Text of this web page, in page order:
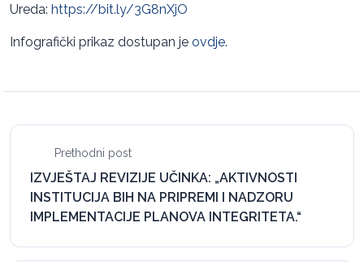
Ureda: https://bit.ly/3G8nXjO
Infografički prikaz dostupan je ovdje.
Prethodni post
IZVJEŠTAJ REVIZIJE UČINKA: „AKTIVNOSTI
INSTITUCIJA BIH NA PRIPREMI I NADZORU
IMPLEMENTACIJE PLANOVA INTEGRITETA.“